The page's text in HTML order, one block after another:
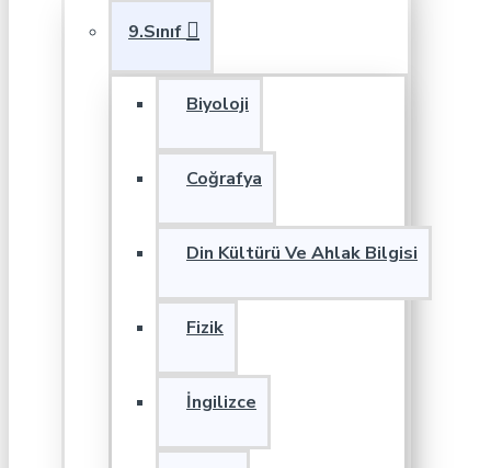
9.Sınıf
Biyoloji
Coğrafya
Din Kültürü Ve Ahlak Bilgisi
Fizik
İngilizce